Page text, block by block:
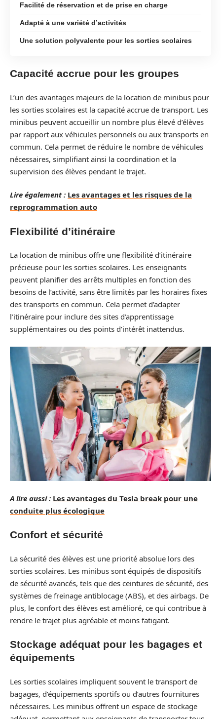
Facilité de réservation et de prise en charge
Adapté à une variété d’activités
Une solution polyvalente pour les sorties scolaires
Capacité accrue pour les groupes
L’un des avantages majeurs de la location de minibus pour
les sorties scolaires est la capacité accrue de transport. Les
minibus peuvent accueillir un nombre plus élevé d’élèves
par rapport aux véhicules personnels ou aux transports en
commun. Cela permet de réduire le nombre de véhicules
nécessaires, simplifiant ainsi la coordination et la
supervision des élèves pendant le trajet.
Lire également : Les avantages et les risques de la
reprogrammation auto
Flexibilité d’itinéraire
La location de minibus offre une flexibilité d’itinéraire
précieuse pour les sorties scolaires. Les enseignants
peuvent planifier des arrêts multiples en fonction des
besoins de l’activité, sans être limités par les horaires fixes
des transports en commun. Cela permet d’adapter
l’itinéraire pour inclure des sites d’apprentissage
supplémentaires ou des points d’intérêt inattendus.
A lire aussi : Les avantages du Tesla break pour une
conduite plus écologique
Confort et sécurité
La sécurité des élèves est une priorité absolue lors des
sorties scolaires. Les minibus sont équipés de dispositifs
de sécurité avancés, tels que des ceintures de sécurité, des
systèmes de freinage antiblocage (ABS), et des airbags. De
plus, le confort des élèves est amélioré, ce qui contribue à
rendre le trajet plus agréable et moins fatigant.
Stockage adéquat pour les bagages et
équipements
Les sorties scolaires impliquent souvent le transport de
bagages, d’équipements sportifs ou d’autres fournitures
nécessaires. Les minibus offrent un espace de stockage